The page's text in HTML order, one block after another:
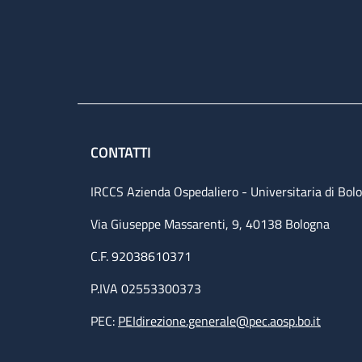
CONTATTI
IRCCS Azienda Ospedaliero - Universitaria di
Via Giuseppe Massarenti, 9, 40138 Bologna
C.F. 92038610371
P.IVA 02553300373
PEC: PEIdirezione.generale@pec.aosp.bo.it